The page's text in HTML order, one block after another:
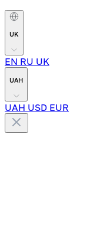
UK
EN RU UK
UAH
UAH USD EUR